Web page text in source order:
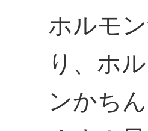
ホルモ
り、ホ
ンかち